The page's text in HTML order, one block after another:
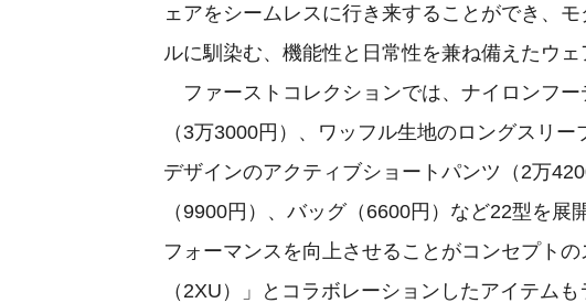
ェアをシームレスに行き来することができ、
ルに馴染む、機能性と日常性を兼ね備えたウェ
ファーストコレクションでは、ナイロンフ
（3万3000円）、ワッフル生地のロングスリ
デザインのアクティブショートパンツ（2万
（9900円）、バッグ（6600円）など22型を
フォーマンスを向上させることがコンセプト
（2XU）」とコラボレーションしたアイテム